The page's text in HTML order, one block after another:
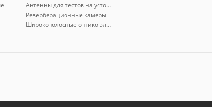
Антенны для тестов на устойчивость к ЭМП
Реверберационные камеры
Широкополосные оптико-электрические линии